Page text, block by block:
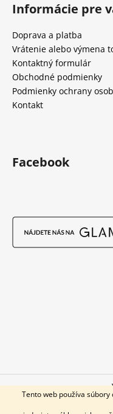
Tento web používa
Informácie pre
Doprava a platba
Vrátenie alebo výmena
Kontaktný formulár
Obchodné podmienky
Podmienky ochrany
Kontakt
Facebook